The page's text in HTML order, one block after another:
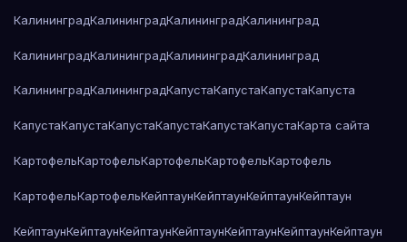
КалининградКалининградКалининградКалининград
КалининградКалининградКалининградКалининград
КалининградКалининградКапустаКапустаКапустаКапуста
КапустаКапустаКапустаКапустаКапустаКапустаКарта сайта
КартофельКартофельКартофельКартофельКартофель
КартофельКартофельКейптаунКейптаунКейптаунКейптаун
КейптаунКейптаунКейптаунКейптаунКейптаунКейптаунКейптаун